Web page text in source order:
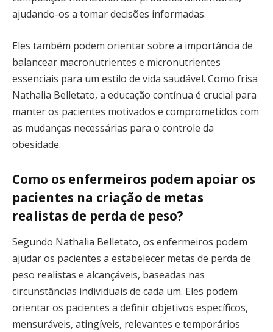
ajudando-os a tomar decisões informadas.
Eles também podem orientar sobre a importância de
balancear macronutrientes e micronutrientes
essenciais para um estilo de vida saudável. Como frisa
Nathalia Belletato, a educação contínua é crucial para
manter os pacientes motivados e comprometidos com
as mudanças necessárias para o controle da
obesidade.
Como os enfermeiros podem apoiar os
pacientes na criação de metas
realistas de perda de peso?
Segundo Nathalia Belletato, os enfermeiros podem
ajudar os pacientes a estabelecer metas de perda de
peso realistas e alcançáveis, baseadas nas
circunstâncias individuais de cada um. Eles podem
orientar os pacientes a definir objetivos específicos,
mensuráveis, atingíveis, relevantes e temporários